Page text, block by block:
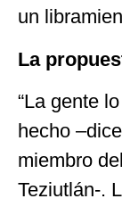
un
La
“La gente
hecho
miembro
Teziutlán-.